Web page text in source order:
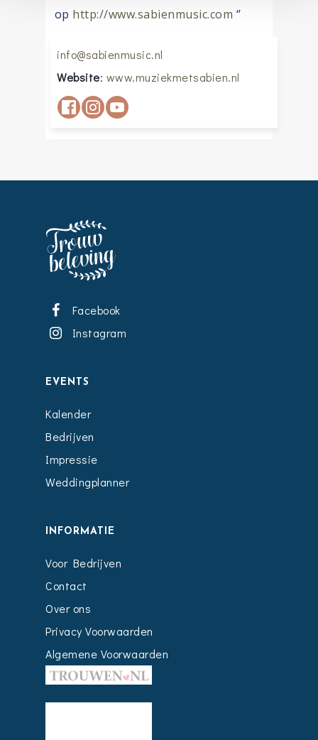
op http://www.sabienmusic.com ‘’
info@sabienmusic.nl
Website: www.muziekmetsabien.nl
Facebook
Instagram
EVENTS
Kalender
Bedrijven
Impressie
Weddingplanner
INFORMATIE
Voor Bedrijven
Contact
Over ons
Privacy Voorwaarden
Algemene Voorwaarden